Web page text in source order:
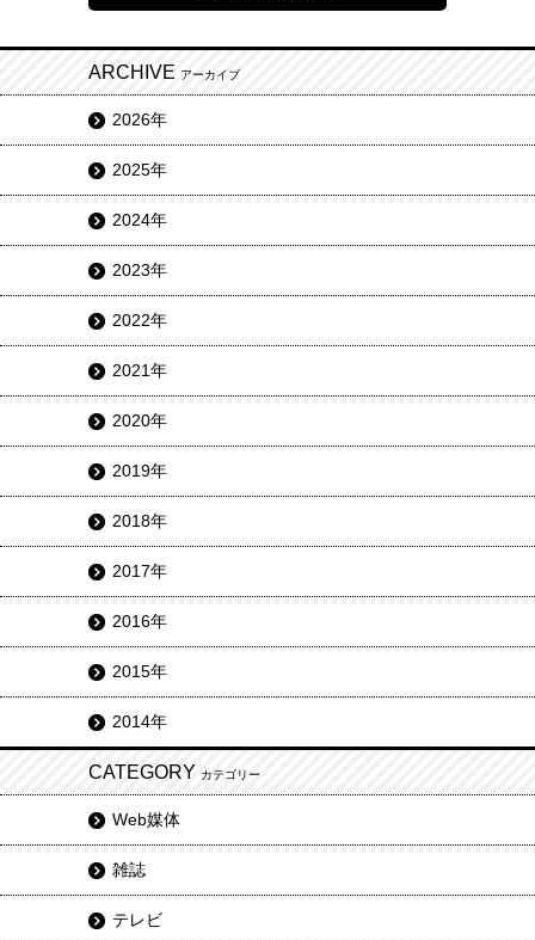
ARCHIVE アーカイブ
2026年
2025年
2024年
2023年
2022年
2021年
2020年
2019年
2018年
2017年
2016年
2015年
2014年
CATEGORY カテゴリー
Web媒体
雑誌
テレビ